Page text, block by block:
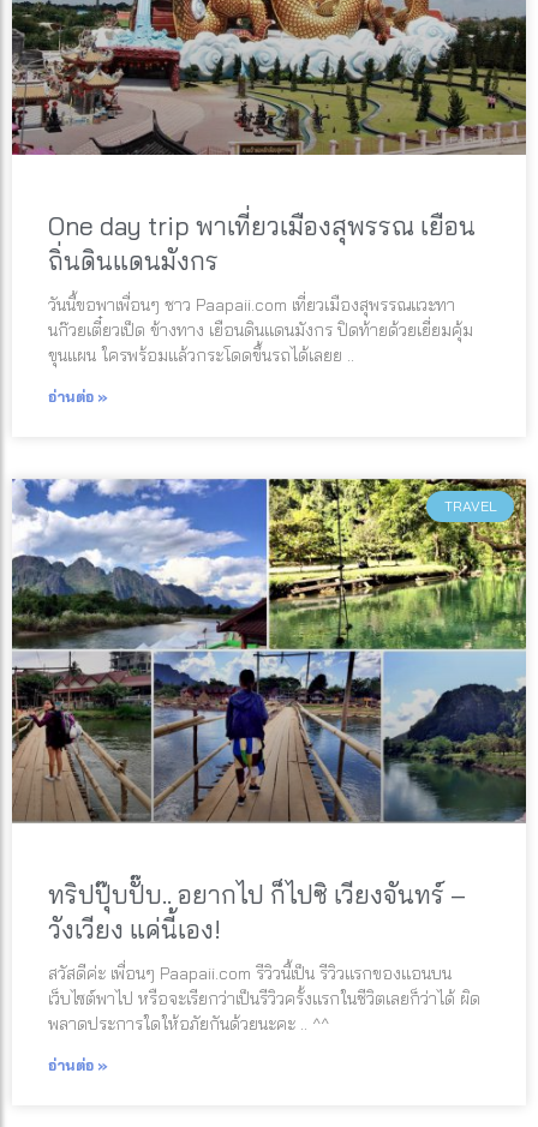
One day trip พาเที่ยวเมืองสุพรรณ เยือน
ถิ่นดินแดนมังกร
วันนี้ขอพาเพื่อนๆ ชาว Paapaii.com เที่ยวเมืองสุพรรณแวะทา
นก๊วยเตี๋ยวเป็ด ข้างทาง เยือนดินแดนมังกร ปิดท้ายด้วยเยี่ยมคุ้ม
ขุนแผน ใครพร้อมแล้วกระโดดขึ้นรถได้เลยย ..
อ่านต่อ »
TRAVEL
ทริปปุ๊บปั๊บ.. อยากไป ก็ไปซิ เวียงจันทร์ –
วังเวียง แค่นี้เอง!
สวัสดีค่ะ เพื่อนๆ Paapaii.com รีวิวนี้เป็น รีวิวแรกของแอนบน
เว็บไซต์พาไป หรือจะเรียกว่าเป็นรีวิวครั้งแรกในชีวิตเลยก็ว่าได้ ผิด
พลาดประการใดให้อภัยกันด้วยนะคะ .. ^^
อ่านต่อ »